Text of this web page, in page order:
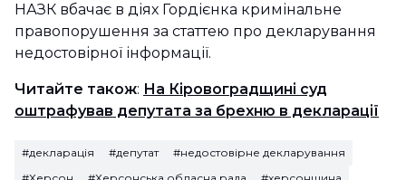
НАЗК вбачає в діях Гордієнка кримінальне
правопорушення за статтею про декларування
недостовірної інформації.
Читайте також: На Кіровоградщині суд
оштрафував депутата за брехню в декларації
#декларація #депутат
#недостовірне декларування